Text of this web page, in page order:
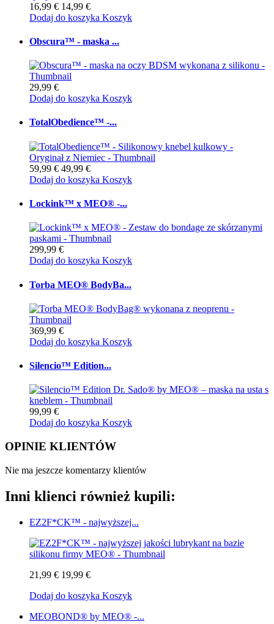
16,99 € 14,99 €
Dodaj do koszyka Koszyk
Obscura™ - maska ...
29,99 €
Dodaj do koszyka Koszyk
TotalObedience™ -...
59,99 € 49,99 €
Dodaj do koszyka Koszyk
Lockink™ x MEO® -...
299,99 €
Dodaj do koszyka Koszyk
Torba MEO® BodyBa...
369,99 €
Dodaj do koszyka Koszyk
Silencio™ Edition...
99,99 €
Dodaj do koszyka Koszyk
OPINIE KLIENTÓW
Nie ma jeszcze komentarzy klientów
Inni klienci również kupili:
EZ2F*CK™ - najwyższej...
21,99 € 19,99 €
Dodaj do koszyka Koszyk
MEOBOND® by MEO® -...